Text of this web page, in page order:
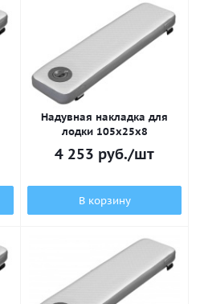
Надувная накладка для
лодки 105х25x8
4 253 руб./шт
В корзину